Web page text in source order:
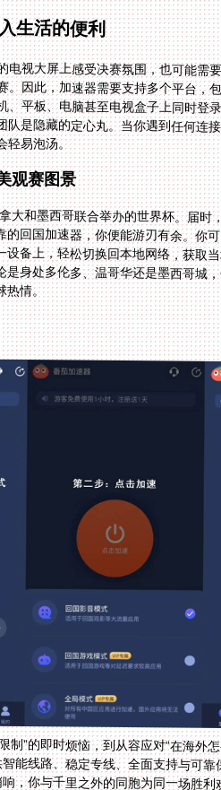
生活的便利
电视大屏上感受决赛氛围，也可能需
因此，加速器需要支持多个平台，
、平板、电脑甚至电视盒子上同时登
队是隐藏的定心丸。当你遇到任何连
轻易泡汤。
观赛图景
大和墨西哥联合举办的世界杯。届时
的回国加速器，你便能游刃有余。你
设备上，轻松切换回本地网络，获取
是身处多伦多、温哥华还是墨西哥城
热情。
制”的即时烦恼，到从容应对“在海外
能线路、稳定专线、全面支持与可
，你与千里之外的同胞为同一场胜